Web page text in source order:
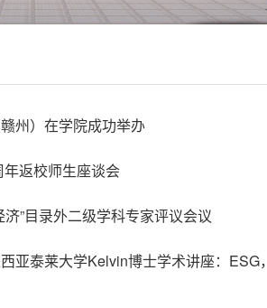
州）在学院成功举办
返校师生座谈会
”目录外二级学科专家评议会议
亚泰莱大学Kelvin博士学术讲座：ESG